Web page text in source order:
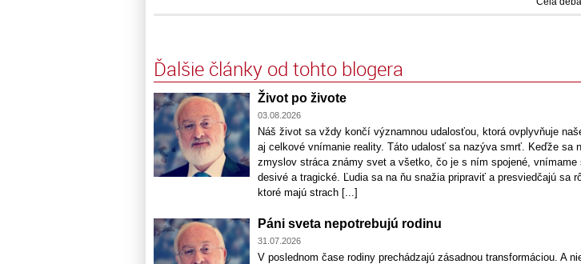
Ďalšie články od tohto blogera
Život po živote
03.08.2026
Náš život sa vždy končí významnou udalosťou, ktorá ovplyvňuje
aj celkové vnímanie reality. Táto udalosť sa nazýva smrť. Keďže sa
zmyslov stráca známy svet a všetko, čo je s ním spojené, vnímame
desivé a tragické. Ľudia sa na ňu snažia pripraviť a presviedčajú sa
ktoré majú strach [...]
Páni sveta nepotrebujú rodinu
31.07.2026
V poslednom čase rodiny prechádzajú zásadnou transformáciou. A